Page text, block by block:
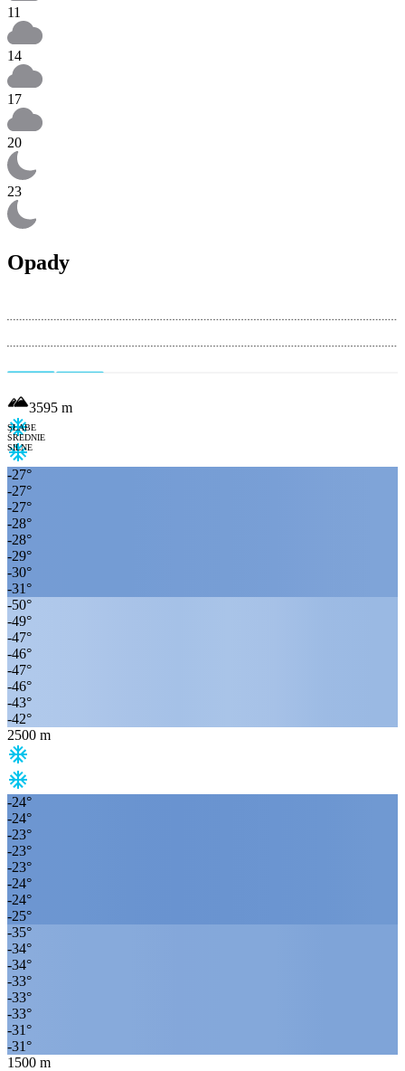
11
14
17
20
23
Opady
SŁABE
ŚREDNIE
SILNE
3595 m
-27°
-27°
-27°
-28°
-28°
-29°
-30°
-31°
-50°
-49°
-47°
-46°
-47°
-46°
-43°
-42°
2500 m
-24°
-24°
-23°
-23°
-23°
-24°
-24°
-25°
-35°
-34°
-34°
-33°
-33°
-33°
-31°
-31°
1500 m